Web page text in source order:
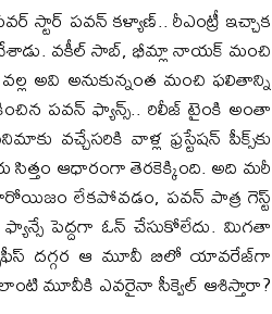
స్టార్ ప‌వ‌న్ క‌ళ్యాణ్.. రీఎంట్రీ ఇచ్చాక
చేశాడు. వ‌కీల్ సాబ్, భీమ్లా నాయ‌క్ మంచి
అవి అనుకున్నంత మంచి ఫ‌లితాన్ని
ప‌వ‌న్ ఫ్యాన్స్.. రిలీజ్ టైంకి అంతా
వ‌చ్చేస‌రికి వాళ్ల ఫ్ర‌స్టేష‌న్ పీక్స్‌కు
ఆధారంగా తెర‌కెక్కింది. అది మ‌రీ
లేక‌పోవ‌డం, ప‌వన్ పాత్ర గెస్ట్
పెద్ద‌గా ఓన్ చేసుకోలేదు. మిగ‌తా
ద‌గ్గ‌ర ఆ మూవీ బిలో యావ‌రేజ్‌గా
మూవీకి ఎవ‌రైనా సీక్వెల్ ఆశిస్తారా?